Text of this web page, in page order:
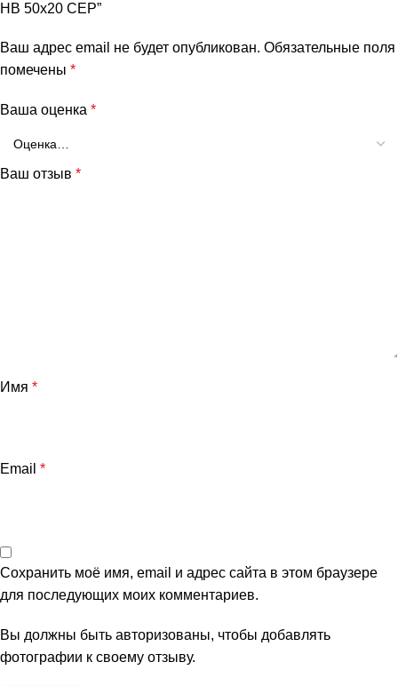
НВ 50х20 СЕР”
Ваш адрес email не будет опубликован. Обязательные поля
помечены *
Ваша оценка *
Ваш отзыв *
Имя *
Email *
Сохранить моё имя, email и адрес сайта в этом браузере
для последующих моих комментариев.
Вы должны быть авторизованы, чтобы добавлять
фотографии к своему отзыву.